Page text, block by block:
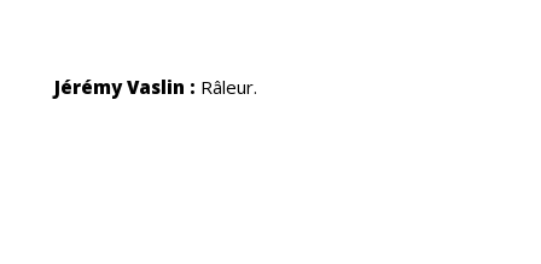
Jérémy Vaslin : Râleur.